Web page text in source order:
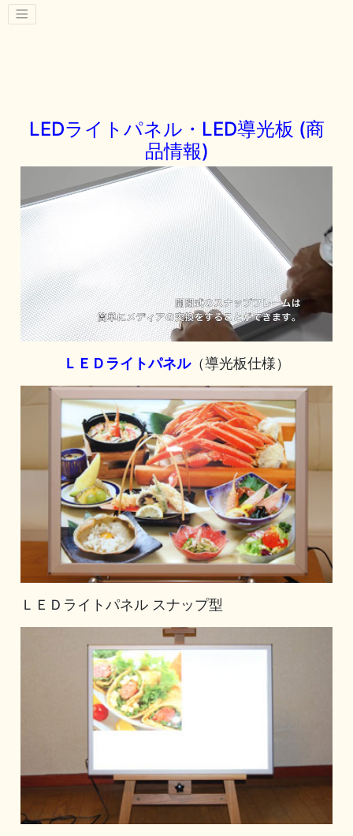
LEDライトパネル・LED導光板 (商
品情報)
ＬＥＤライトパネル（導光板仕様）
ＬＥＤライトパネル スナップ型